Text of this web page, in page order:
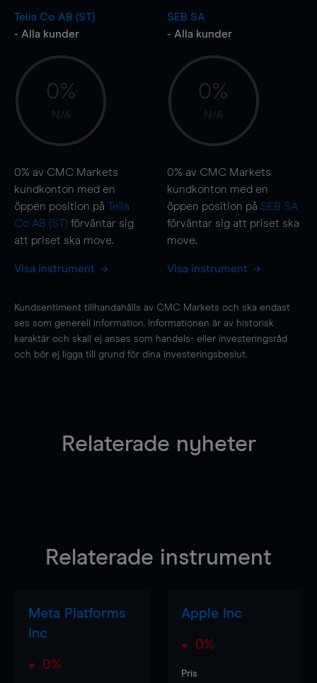
Telia Co AB (ST)
- Alla kunder
0%
N/A
0% av CMC Markets
kundkonton med en
öppen position på Telia
Co AB (ST) förväntar sig
att priset ska move.
Visa instrument
SEB SA
- Alla kunder
0%
N/A
0% av CMC Markets
kundkonton med en
öppen position på SEB SA
förväntar sig att priset ska
move.
Visa instrument
Kundsentiment tillhandahålls av CMC Markets och ska endast
ses som generell information. Informationen är av historisk
karaktär och skall ej anses som handels- eller investeringsråd
och bör ej ligga till grund för dina investeringsbeslut.
Relaterade nyheter
Relaterade instrument
Meta Platforms
Inc
0%
Apple Inc
0%
Pris